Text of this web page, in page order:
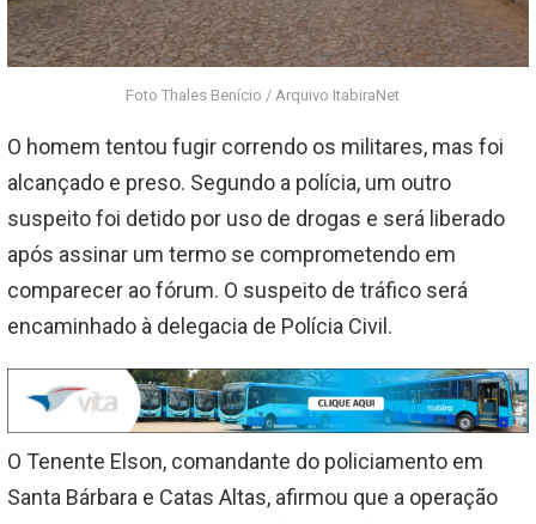
Foto Thales Benício / Arquivo ItabiraNet
O homem tentou fugir correndo os militares, mas foi
alcançado e preso. Segundo a polícia, um outro
suspeito foi detido por uso de drogas e será liberado
após assinar um termo se comprometendo em
comparecer ao fórum. O suspeito de tráfico será
encaminhado à delegacia de Polícia Civil.
O Tenente Elson, comandante do policiamento em
Santa Bárbara e Catas Altas, afirmou que a operação